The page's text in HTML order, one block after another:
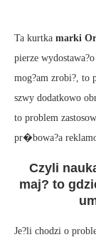
Ta kurtka marki
pierze
mog?am zrobi?, to
szwy dodatkowo
to problem
pr�bowa?a
Czyli
maj? to
Je?li chodzi o